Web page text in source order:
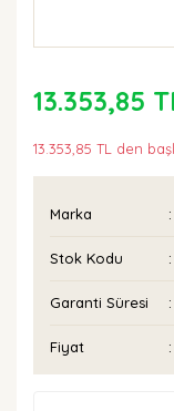
13.353,85
13.353,85 TL den
Marka
Stok Kodu
Garanti Süresi
Fiyat